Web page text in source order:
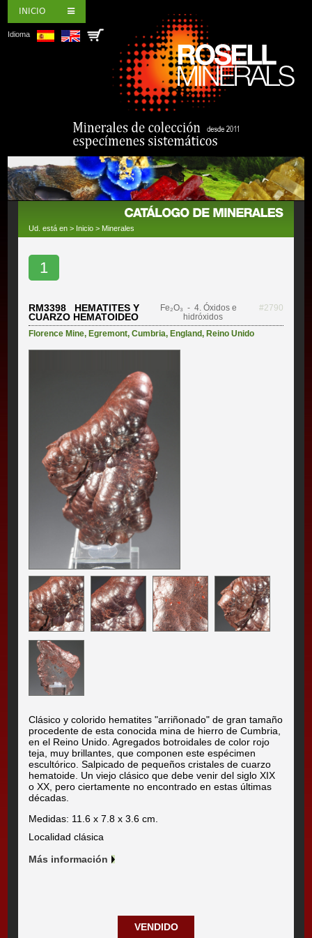
INICIO
Idioma
Ud. está en > Inicio > Minerales
1
RM3398 HEMATITES Y
CUARZO HEMATOIDEO
Fe₂O₃ - 4. Óxidos e
hidróxidos
#2790
Florence Mine, Egremont,Cumbria, England, Reino Unido
Clásico y colorido hematites "arriñonado" de gran tamaño
procedente de esta conocida mina de hierro de Cumbria,
en el Reino Unido. Agregados botroidales de color rojo
teja, muy brillantes, que componen este espécimen
escultórico. Salpicado de pequeños cristales de cuarzo
hematoide. Un viejo clásico que debe venir del siglo XIX
o XX, pero ciertamente no encontrado en estas últimas
décadas.
Medidas: 11.6 x 7.8 x 3.6 cm.
Localidad clásica
Más información
VENDIDO